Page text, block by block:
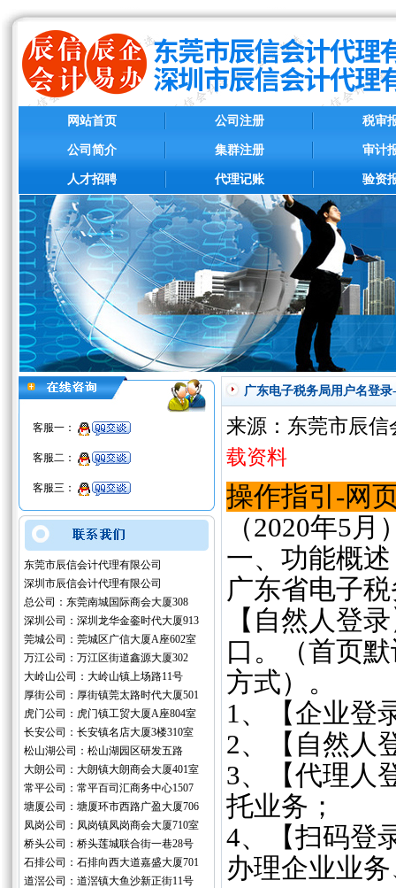
网站首页
公司简介
人才招聘
公司注册
集群注册
代理记账
税审
审计
验资
客服一：
客服二：
客服三：
东莞市辰信会计代理有限公司
深圳市辰信会计代理有限公司
总公司：东莞南城国际商会大厦308
深圳公司：深圳龙华金銮时代大厦913
莞城公司：莞城区广信大厦A座602室
万江公司：万江区街道鑫源大厦302
大岭山公司：大岭山镇上场路11号
厚街公司：厚街镇莞太路时代大厦501
虎门公司：虎门镇工贸大厦A座804室
长安公司：长安镇名店大厦3楼310室
松山湖公司：松山湖园区研发五路
大朗公司：大朗镇大朗商会大厦401室
常平公司：常平百司汇商务中心1507
塘厦公司：塘厦环市西路广盈大厦706
凤岗公司：凤岗镇凤岗商会大厦710室
桥头公司：桥头莲城联合街一巷28号
石排公司：石排向西大道嘉盛大厦701
道滘公司：道滘镇大鱼沙新正街11号
广东电子税务局用户名登
来源：东莞市辰
载资料
操作指引-网
（2020年5月
一、功能概述
广东省电子
【自然人登
口。（首页
方式）。
1、【企业登
2、【自然人
3、【代理人
托业务；
4、【扫码登
办理企业业